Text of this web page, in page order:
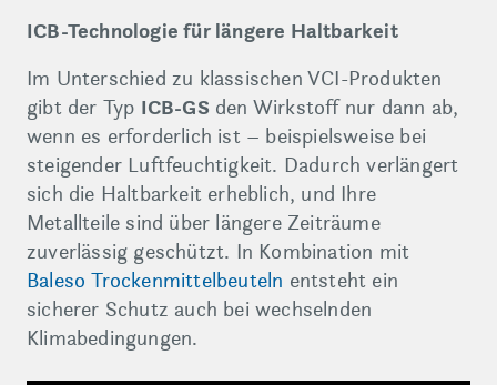
ICB-Technologie für längere Haltbarkeit
Im Unterschied zu klassischen VCI-Produkten
gibt der Typ ICB-GS den Wirkstoff nur dann ab,
wenn es erforderlich ist – beispielsweise bei
steigender Luftfeuchtigkeit. Dadurch verlängert
sich die Haltbarkeit erheblich, und Ihre
Metallteile sind über längere Zeiträume
zuverlässig geschützt. In Kombination mit
Baleso Trockenmittelbeuteln entsteht ein
sicherer Schutz auch bei wechselnden
Klimabedingungen.